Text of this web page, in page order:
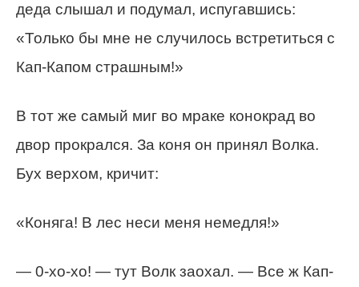
деда слышал и подумал, испугавшись:
«Только бы мне не случилось встретиться с
Кап-Капом страшным!»
В тот же самый миг во мраке конокрад во
двор прокрался. За коня он принял Волка.
Бух верхом, кричит:
«Коняга! В лес неси меня немедля!»
— 0-хо-хо! — тут Волк заохал. — Все ж Кап-